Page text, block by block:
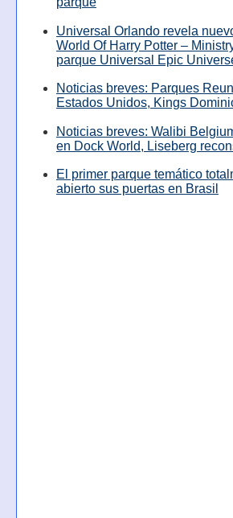
Universal Orlando revela
World Of Harry Potter –
parque Universal Epic
Noticias breves: Parques
Estados Unidos, Kings
Noticias breves: Walibi
en Dock World, Liseberg
El primer parque temático
abierto sus puertas en Brasil